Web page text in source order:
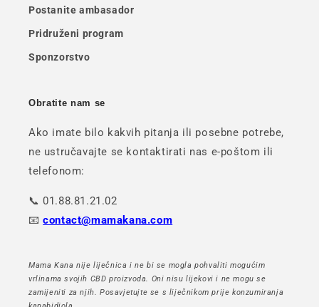
Postanite ambasador
Pridruženi program
Sponzorstvo
Obratite nam se
Ako imate bilo kakvih pitanja ili posebne potrebe,
ne ustručavajte se kontaktirati nas e-poštom ili
telefonom:
📞 01.88.81.21.02
📧contact@mamakana.com
Mama Kana nije liječnica i ne bi se mogla pohvaliti mogućim
vrlinama svojih CBD proizvoda. Oni nisu lijekovi i ne mogu se
zamijeniti za njih. Posavjetujte se s liječnikom prije konzumiranja